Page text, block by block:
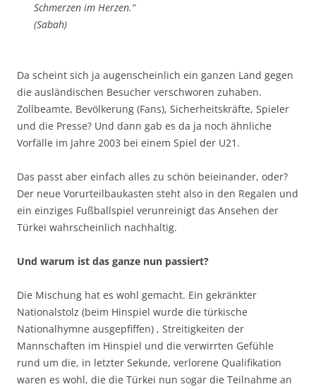
Schmerzen im Herzen.“
(Sabah)
Da scheint sich ja augenscheinlich ein ganzen Land gegen
die ausländischen Besucher verschworen zuhaben.
Zollbeamte, Bevölkerung (Fans), Sicherheitskräfte, Spieler
und die Presse? Und dann gab es da ja noch ähnliche
Vorfälle im Jahre 2003 bei einem Spiel der U21.
Das passt aber einfach alles zu schön beieinander, oder?
Der neue Vorurteilbaukasten steht also in den Regalen und
ein einziges Fußballspiel verunreinigt das Ansehen der
Türkei wahrscheinlich nachhaltig.
Und warum ist das ganze nun passiert?
Die Mischung hat es wohl gemacht. Ein gekränkter
Nationalstolz (beim Hinspiel wurde die türkische
Nationalhymne ausgepfiffen) , Streitigkeiten der
Mannschaften im Hinspiel und die verwirrten Gefühle
rund um die, in letzter Sekunde, verlorene Qualifikation
waren es wohl, die die Türkei nun sogar die Teilnahme an